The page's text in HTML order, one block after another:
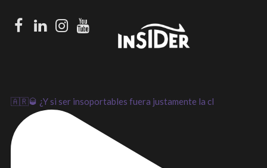
Facebook
LinkedInInstagram
Youtube
🇦🇷🥃 ¿Y si ser insoportables fuera justamente la cl